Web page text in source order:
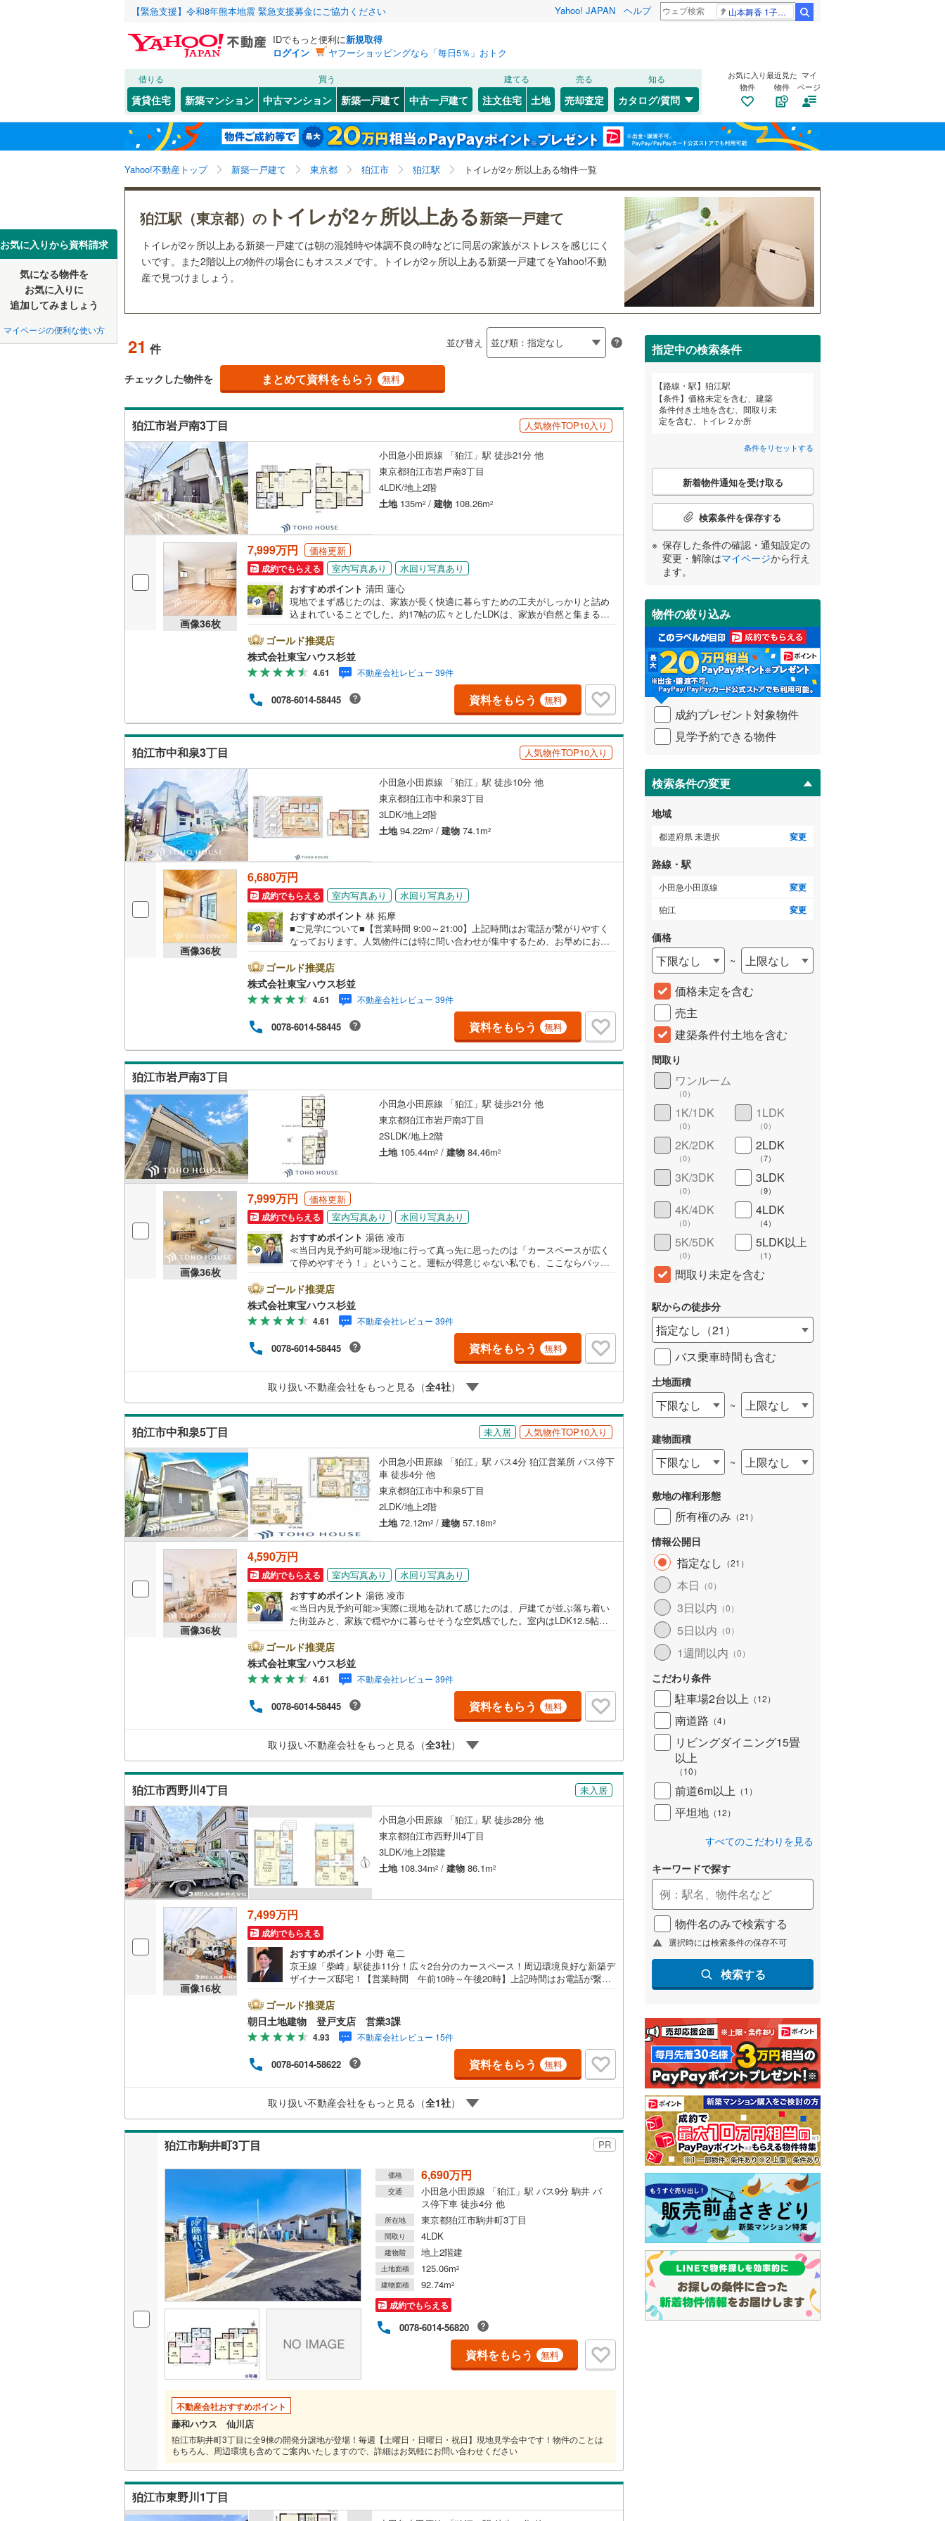
【緊急支援】令和8年熊本地震 緊急支援募金にご協力ください Yahoo! JAPAN ヘルプ 山本舞香 1子出産
IDでもっと便利に新規取得
ログイン
ヤフーショッピングなら「毎日5％」おトク
借りる
賃貸住宅
買う
新築マンション 中古マンション 新築一戸建て 中古一戸建て
建てる
注文住宅 土地
売る
売却査定
知る
カタログ/質問
お気に入り
物件
最近見た
物件
マイ
ページ
Yahoo!不動産トップ 新築一戸建て 東京都 狛江市 狛江駅 トイレが2ヶ所以上ある物件一覧
お気に入りから資料請求
気になる物件を
お気に入りに
追加してみましょう
マイページの便利な使い方
狛江駅（東京都）の トイレが2ヶ所以上ある新築一戸建て
トイレが2ヶ所以上ある新築一戸建ては朝の混雑時や体調不良の時などに同居の家族がストレスを感じにく
いです。また2階以上の物件の場合にもオススメです。トイレが2ヶ所以上ある新築一戸建てをYahoo!不動
産で見つけましょう。
21 件 並び替え
チェックした物件を まとめて資料をもらう 無料
狛江市岩戸南3丁目 人気物件TOP10入り
小田急小田原線 「狛江」駅 徒歩21分 他
東京都狛江市岩戸南3丁目
4LDK/地上2階
土地135m2 / 建物 108.26m2
画像36枚
7,999万円 価格更新
成約でもらえる 室内写真あり
水回り写真あり
おすすめポイント 清田 蓮心
現地でまず感じたのは、家族が長く快適に暮らすための工夫がしっかりと詰め
込まれていることでした。約17帖の広々としたLDKは、家族が自然と集まる団
見守りながら家事ができる安心感があります。大きな窓から明るい陽光が差し
込み、開放感あふれる空間となっています。また、ウォークインクローゼット
や各居室収納など収納力も充実。生活空間をすっきり保ちながら、ゆとりある
暮らしを実現できます。さらにZEH水準の省エネ性能やカースペース2台分な
ど、これからの住まい選びで重視したいポイントもしっかり押さえられていま
す。子育て世帯はもちろん、将来を見据えて住まいを探されている方にもぜひ
一度ご覧いただきたい一邸です。・未来を予測し人生設計から始まる「未来カ
レンダー」のご提案。・未来に起こるであろうご自宅リフォームをオンライン
上でご提案「ミラカレクラブ」。・不動産売却時、ご自宅を綺麗にかつ瀟洒に
させるCG加工ホームステイジングサービス。・購入者様へ、税理士による確定
申告の無料セミナーをご招待いたします。
ゴールド推奨店
株式会社東宝ハウス杉並
4.61 不動産会社レビュー 39件
0078-6014-58445 資料をもらう 無料
狛江市中和泉3丁目 人気物件TOP10入り
小田急小田原線 「狛江」駅 徒歩10分 他
東京都狛江市中和泉3丁目
3LDK/地上2階
土地94.22m2 / 建物 74.1m2
画像36枚
6,680万円
成約でもらえる 室内写真あり
水回り写真あり
おすすめポイント 林 拓摩
■ご見学について■【営業時間 9:00～21:00】上記時間はお電話が繋がりやすく
なっております。人気物件には特に問い合わせが集中するため、お早めにお電
スムーズです。■ミラカレCLUB■弊社で売買されたお客様は、ミラカレCLUBに
加入可能。10～20年後のリフォーム、保険の見直しや借り換えなど、オンライ
ンでやりとりができます。■FPによるファイナンシャルライフサポート■お金の
プロであるファイナンシャルプランナーが住宅ローン、保険・税金、資産運
用、相続などの対策をアドバイスします。■税理士による無料確定申告セミナー
■住まいをご購入になったお客様に対して、住宅ローン控除の申告方法をご案内
ゴールド推奨店
株式会社東宝ハウス杉並
4.61 不動産会社レビュー 39件
0078-6014-58445 資料をもらう 無料
狛江市岩戸南3丁目
小田急小田原線 「狛江」駅 徒歩21分 他
東京都狛江市岩戸南3丁目
2SLDK/地上2階
土地105.44m2 / 建物 84.46m2
画像36枚
7,999万円 価格更新
成約でもらえる 室内写真あり
水回り写真あり
おすすめポイント 湯徳 凌市
≪当日内見予約可能≫現地に行って真っ先に思ったのは「カースペースが広く
て停めやすそう！」ということ。運転が得意じゃない私でも、ここならバック
お出迎え。これだけ広ければ、大きめのソファを置いてもまだ子供たちが床で
トミカを走らせるスペースが残っています。2階へ上がると、今度は2箇所のウ
ォークインクローゼットの深さに感動。「これなら衣替えという名の重労働か
ら解放される…！」と、未来の楽な暮らしを想像して嬉しくなりました。利便
性も高くて、本当に非の打ち所がない限定1棟です！・未来を予測し人生設計か
ら始まる「未来カレンダー」のご提案。・未来に起こるであろうご自宅リフォ
ームをオンライン上でご提案「ミラカレクラブ」。・不動産売却時、ご自宅を
税理士による確定申告の無料セミナーをご招待いたします。
ゴールド推奨店
株式会社東宝ハウス杉並
4.61 不動産会社レビュー 39件
0078-6014-58445 資料をもらう 無料
取り扱い不動産会社をもっと見る（全4社）
狛江市中和泉5丁目 未入居 人気物件TOP10入り
小田急小田原線 「狛江」駅 バス4分 狛江営業所 バス停下
車 徒歩4分 他
東京都狛江市中和泉5丁目
2LDK/地上2階
土地72.12m2 / 建物 57.18m2
画像36枚
4,590万円
成約でもらえる 室内写真あり
水回り写真あり
おすすめポイント 湯徳 凌市
≪当日内見予約可能≫実際に現地を訪れて感じたのは、戸建てが並ぶ落ち着い
た街並みと、家族で穏やかに暮らせそうな空気感でした。室内はLDK12.5帖を
した間取りです。各居室のクローゼットに加え、玄関収納や床下収納も備わ
り、生活用品を上手に整理できそうでした。また、太陽光発電設備を標準搭載
している点も大きな魅力。電気をつくりながら暮らす、環境と家計に配慮した
住まいです。京王線「国領」駅と小田急線「狛江」駅が生活圏で、バス便や車
も利用可能。華美ではなく、暮らしに本当に必要な条件を丁寧に整えた一邸で
す。・未来を予測し人生設計から始まる「未来カレンダー」のご提案。・未来
に起こるであろうご自宅リフォームをオンライン上でご提案「ミラカレクラ
ジングサービス。・購入者様へ、税理士による確定申告の無料セミナーをご招
待いたします。
ゴールド推奨店
株式会社東宝ハウス杉並
4.61 不動産会社レビュー 39件
0078-6014-58445 資料をもらう 無料
取り扱い不動産会社をもっと見る（全3社）
狛江市西野川4丁目 未入居
小田急小田原線 「狛江」駅 徒歩28分 他
東京都狛江市西野川4丁目
3LDK/地上2階建
土地108.34m2 / 建物 86.1m2
画像16枚
7,499万円
成約でもらえる
おすすめポイント 小野 竜二
京王線「柴崎」駅徒歩11分！広々2台分のカースペース！周辺環境良好な新築デ
ザイナーズ邸宅！【営業時間 午前10時～午後20時】上記時間はお電話が繋が
めにお電話ください。『室内・現地見学をする』ボタンよりご予約をいただく
とご見学がスムーズです。【創業42年】朝日土地建物株式会社は、神奈川県・
東京都・埼玉県の不動産を中心に取り扱っている不動産会社です。おかげさま
で創業42年の信頼と安心でお客様の住まい探しを全力でサポートいたします。
不動産に関わるご質問ご相談など、お気軽にお問合せください。【とことん納
得】当社では担当営業が物件情報をご紹介しております。その後の物件のご説
明、資金計画、税金相談などについては、担当課長も同席してご説明させてい
ゴールド推奨店
朝日土地建物 登戸支店 営業3課
4.93 不動産会社レビュー 15件
0078-6014-58622 資料をもらう 無料
取り扱い不動産会社をもっと見る（全1社）
狛江市駒井町3丁目 PR
価格 6,690万円
交通
小田急小田原線 「狛江」駅 バス9分 駒井 バ
ス停下車 徒歩4分 他
所在地 東京都狛江市駒井町3丁目
間取り 4LDK
建物階 地上2階建
土地面積 125.06m2
建物面積 92.74m2
成約でもらえる
0078-6014-56820
資料をもらう 無料
不動産会社おすすめポイント
藤和ハウス 仙川店
狛江市駒井町3丁目に全9棟の開発分譲地が登場！毎週【土曜日・日曜日・祝日】現地見学会中です！物件のことは
もちろん、周辺環境も含めてご案内いたしますので、詳細はお気軽にお問い合わせください
狛江市東野川1丁目
指定中の検索条件
路線・駅
狛江駅
条件
価格未定を含む、建築
条件付き土地を含む、間取り未
定を含む、トイレ２か所
条件をリセットする
こ
検
条
件
受
け
取
る
・
条
件
を
イ
ペ
ジ
に
保
存
す
る
新着物件通知を受け取る
検索条件を保存する
保存した条件の確認・通知設定の
変更・解除はマイページから行え
ます。
物件の絞り込み
成約プレゼント対象物件
見学予約できる物件
検索条件の変更
地域
都道府県 未選択 変更
路線・駅
小田急小田原線 変更
狛江 変更
価格
下限なし ~
上限なし
価格未定を含む
売主
建築条件付土地を含む
間取り
ワンルーム
（0）
1K/1DK
（0）
1LDK
（0）
2K/2DK
（0）
2LDK
（7）
3K/3DK
（0）
3LDK
（9）
4K/4DK
（0）
4LDK
（4）
5K/5DK
（0）
5LDK以上
（1 ）
間取り未定を含む
駅からの徒歩分
指定なし （21 ）
バス乗車時間も含む
土地面積
下限なし ~ 上限なし
建物面積
下限なし ~ 上限なし
敷地の権利形態
所有権のみ （21 ）
情報公開日
指定なし （21 ）
本日 （0）
3日以内 （0）
5日以内 （0）
1週間以内 （0）
こだわり条件
駐車場2台以上 （12）
南道路 （4）
リビングダイニング15畳
以上
（10）
前道6m以上 （1 ）
平坦地 （12）
すべてのこだわりを見る
キーワードで探す
物件名のみで検索する
選択時には検索条件の保存不可
検索する
北海道 北海道
東北 青森 岩手 宮城 秋田 山形 福島
関東 東京 神奈川 埼玉 千葉 茨城
新潟 長野 富山
東海 愛知 岐阜 静岡 三重
近畿 和歌山
中国 鳥取 島根 岡山 広島 山口
高知
福岡 佐賀 長崎 鹿児島 沖縄
該当物件0件 この条件で検索する 条件をリセットする
該当物件0件 この条件で検索する 条件をリセットする
該当物件0件 この条件で検索する 条件をリセットする
JR 函館本線(0) 札沼線(0) 千歳線(0)
石勝線(0) 室蘭本線(0) 日高本線(0)
根室本線(0) 富良野線(0) 宗谷本線(0)
石北本線
(0) 釧網本線(0)
常磐線(1,082) 水郡線(209) 川越線(666)
高崎線( 1,453) 上越線(250) 吾妻線(50
)
両毛線(287) 水戸線(61) 日光線 (160)
仙石線
釜石線(5)
花輪線 (0) 八戸線(3)
大湊線(0)
陸羽西線(0)
左沢線( 46
五能線(0)
羽越本線(5 ) 信越本線(107)
飯山線(0 越後線( 弥彦線(0)
湘南新宿ライン（宇都宮～逗子）
(1,991)
湘南新宿ライン（前橋～小田原）
総武本線(583)
外房線(204) 内房線 京葉線(253
成田線(216) 鹿島線(5) 久留里線(137)
山手線(75)
南武線(420) 武蔵野線(1,753)
横浜線 (1,752) 横須賀線(697 )
相模線(1,414) 中央本線（JR東日本）(961 青梅線
五日市線(203) 八高線(688) 小海線(6)
大糸線（JR東日本）(4)
) 埼京線(970) 総武線(948)
伊東線(1) 御殿場線
身延線(118) 飯田線( 中央本線（JR東海）
武豊線(146) 高山本線（JR東海）(101) 太多線 (65
関西本線（JR東海）(246) 紀勢本線（JR東海） 名松線(4)
参宮線(0) 東海道本線（JR西日本）
大糸線（JR西日本）
0 ) 北陸本線(13) 小浜線
越美北線(1) 城端線(0 )
氷見線(0) 関西本線（JR西日本） (
紀勢本線（JR西日本）
大阪環状線
福知山線(234) 山陽本線（JR西日本）( 869)
姫新線
(42) (36
(40) 伯備線 芸備線(79 )
40) 呉線 (146 可部線(53)
岩徳線(0) 宇部線(0)
小野田線 (1) 山陰本線(
舞鶴線(4) 因美線 1)
木次線(0 ) 草津線(53) 奈良線 (180
和歌山線(104)
阪和線(97) 東西線(40)
おおさか東線
91) 本四備讃線(6) 予讃線(1 )
内子線(0 予土線(0 高徳線(1)
鳴門線( 0) 徳島線 牟岐線(2)
土讃線(58) 土讃線(1) 山陽本線（JR九州） (29)
香椎線(278 ) 篠栗線(138
203) 肥薩線(8) 指宿枕崎線 144
長崎本線
122) 唐津線
佐世保線
久大本線(96)
豊肥本線(448) 日豊本線(353) 日田彦山線(
日南線( 筑豊本線(162 )
後藤寺線(44) 北海道新幹線(0
東北新幹線(558) 上越新幹線( 367) 山形新幹線(486 )
秋田新幹線(298 東海道新幹線
山陽新幹線(226)
札幌市営地下鉄東豊線
仙台市地下鉄南北線(375) 仙台市地下鉄東西線(103) 東京メトロ銀座線
東京メトロ丸ノ内方南支線(19) 東京メトロ日比谷線
東京メトロ東西線(326) 東京メトロ千代田線(159) 東京メトロ有楽町線
東京メトロ半蔵門線
東京メトロ南北線 東京メトロ副都心線( 168 )
都営浅草線 (47) 都営三田線 都営新宿線( 374 )
都営大江戸線(103)
横浜市営地下鉄グリーンライン
341)
名古屋市営地下鉄東山線
名古屋市営地下鉄鶴舞線(271)
名古屋市営地下鉄桜通線(388)
京都市営地下鉄烏丸線
(28) 京都市営地下鉄東西線(76) OsakaMetro長堀鶴見緑地線
OsakaMetro今里筋線
OsakaMetro四つ橋線(7) OsakaMetro千日前線(11)
OsakaMetro堺筋線(1 神戸市営地下鉄西神・山手線 (143 神戸市営地下鉄海岸線(22)
福岡市地下鉄七隈線(266)
私鉄・その他 札幌市電(0) 函館市電(0) 函館市電宝来・谷地頭線(0)
真岡鐵道(14)
阿武隈急行
会津鉄道 山形鉄道フラワー長井線(0)
秋田内陸縦貫鉄道( しなの鉄道北しなの線 ( 2
えちごトキめき鉄道妙高はねうまラ
イン(3)
いすみ鉄道(0) しなの鉄道(20)
IGRいわて銀河鉄道
(0 津軽鉄道(0)
弘南鉄道弘南線(0) 三陸鉄道リアス線(9)
由利高原鉄道鳥海山ろく線
福島交通飯坂線 仙台空港アクセス線(68)
長野電鉄長野線(5 上田電鉄別所線 5)
関東鉄道竜ケ崎線(36)
鹿島臨海鉄道大洗鹿島線
上毛電気鉄道上毛線(169) 秩父鉄道(148
該当物件0件 この条件で検索する 条件をリセットする
(0) (0) (1) (0) (2) ( 10) (3) 梅ケ丘 (10) (5) (12)
祖師ケ谷大蔵 (20) 17) (21) (6) ( 24) 向ケ丘遊園 (57 百合ケ丘
(86
新百合ケ丘
(124)
(108) (154) (334) (346) (204) (161) (145) (258) (119) (149) (73) (106)
(37 43) (90) (90 )
該当物件0件 この条件で検索する 条件をリセットする
こだわり条件 設備
床暖房（9） オール電化（0） トイレ２か所（21）
駐車場2台以上（12） ビルトインガレージ（0） 太陽光発電システム（2）
ＴＶモニタ付インターホン
（19）
防犯カメラ（2）
配置、向き、建ち方、日当たり
前道6m以上（1 ） 角地（0） 南道路（4）
LD
（10）
（8）
設計住宅性能評価付き
（2）
住宅性能評価付き（1
長期優良住宅（1）
大規模（総区画数50戸以上）
最寄りの駅が始発駅 小学校まで1km以内（ 16）
間取り、居室全体
吹き抜け（0） バリアフリー住宅（9） 間取り変更可能（
二世帯向け（0 3階建て以上（1 ）
サービスルーム（納戸）（4）
キッチン
独立型キッチン（1） 対面キッチン（19）
浴室
浴室乾燥機あり ）
バルコニー、庭
ウッドデッキあり（0）
収納
ウォークインクローゼット
（16 ）
床下収納（12）
販売、価格、契約、入居関連など
即入居可能（ 6）
オンライン内見(相談)可（13） IT重説可（8）
オンライン対応とは？ 詳しく見る
該当物件0件 この条件で検索する 条件をリセットする
検索条件を保存しました
この検索条件の新着物件通知は、 マイページから設定できます。
保存した条件を見る
狛江駅、価格未定を含む、建築条件付き土地を含む、間
取り未定を含む、トイレ２か所
検索条件を保存する
閉じる お気に入りリストを見る
閉じる
閉じる お気に入りリストを見る
閉じる